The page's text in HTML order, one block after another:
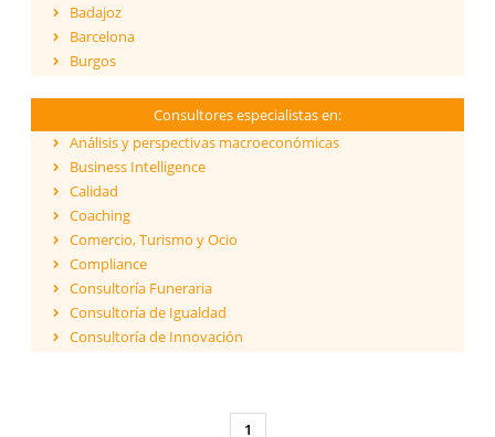
Badajoz
Barcelona
Burgos
Cantabria
Castellón
Ceuta
Ciudad Real
Córdoba
Cuenca
Girona
Granada
Guadalajara
Consultores especialistas en:
Análisis y perspectivas macroeconómicas
Business Intelligence
Calidad
Coaching
Comercio, Turismo y Ocio
Compliance
Consultoría Funeraria
Consultoría de Igualdad
Consultoría de Innovación
1